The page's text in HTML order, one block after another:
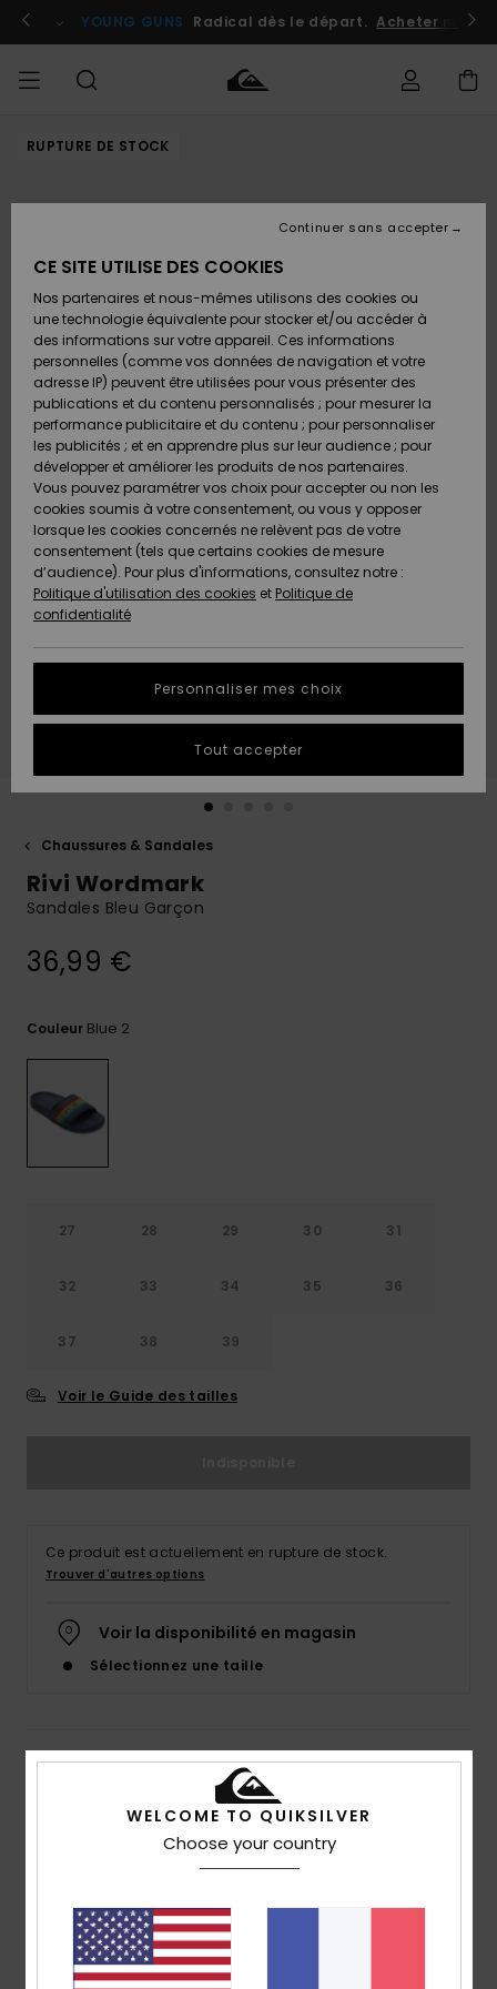
l'information
le
Se connecter / s'inscrire
YOUNG GUNS Radical dès le départ. Acheter
HOMME Vêtements
Chaussures
& Tongs
Surf
Snow
Nouveautés
A
Découvrir
Vêtements
Chaussures
& Tongs
Surf
Snow
Nouveautés
A
Découvrir
FEMME
Shop
A
Découvrir
Snow
SURF
Surf
Surf
Shop
Enfant
Highlights
Communauté
SNOW
Snow
Snow
Shop
Enfant
Snow
Shop
Femme
A
Découvrir
Communauté
OUTLET
Outlet
Enfant
Outlet
Femme
AIDE &
CONTACT
Accéder à
Retours
Paiement
Carte
Cadeau
Quiksilver
Freedom
Protection
des
tailles
conversation
obtenir la
plus rapide
à votre
question.
la FAQ
MAGASINS
QUIKSILVER
RUPTURE DE STOCK
Chaussures & Sandales
Rivi Wordmark
Sandales Bleu Garçon
36,99 €
Couleur Blue 2
27 28 29 30 31
32 33 34 35 36
37 38 39
Voir le Guide des tailles
Ce produit est actuellement en rupture de stock.
Trouver d'autres options
Voir la disponibilité en magasin
Sélectionnez une taille
Details & caractéristiques
Sandales Bleu Garçon
AQBL100582 Code couleurbyj2
Caractéristiques
Matière :Matière supérieure synthétique
Semelle intérieure :semelle intérieure anatomique
WELCOME TO QUIKSILVER
Choose your country
CE SITE UTILISE DES COOKIES
Nos partenaires et nous-mêmes utilisons des cookies ou
une technologie équivalente pour stocker et/ou accéder à
des informations sur votre appareil. Ces informations
personnelles (comme vos données de navigation et votre
adresse IP) peuvent être utilisées pour vous présenter des
publications et du contenu personnalisés ; pour mesurer la
performance publicitaire et du contenu ; pour personnaliser
les publicités ; et en apprendre plus sur leur audience ; pour
développer et améliorer les produits de nos partenaires.
Vous pouvez paramétrer vos choix pour accepter ou non les
cookies soumis à votre consentement, ou vous y opposer
lorsque les cookies concernés ne relèvent pas de votre
consentement (tels que certains cookies de mesure
d’audience). Pour plus d'informations, consultez notre :
Politique d'utilisation des cookies et Politique de
confidentialité
Personnaliser mes choix
Continuer sans accepter
Tout accepter